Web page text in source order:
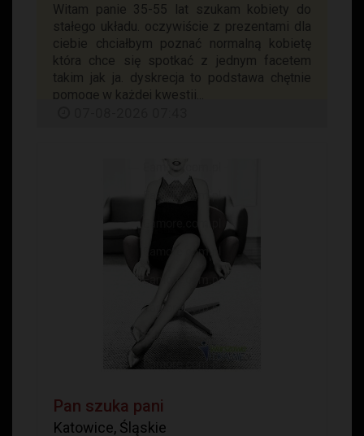
Witam panie 35-55 lat szukam kobiety do
stałego układu. oczywiście z prezentami dla
ciebie chciałbym poznać normalną kobietę
która chce się spotkać z jednym facetem
takim jak ja. dyskrecja to podstawa chętnie
pomogę w każdej kwestii...
Pan szuka pani
Katowice, Śląskie